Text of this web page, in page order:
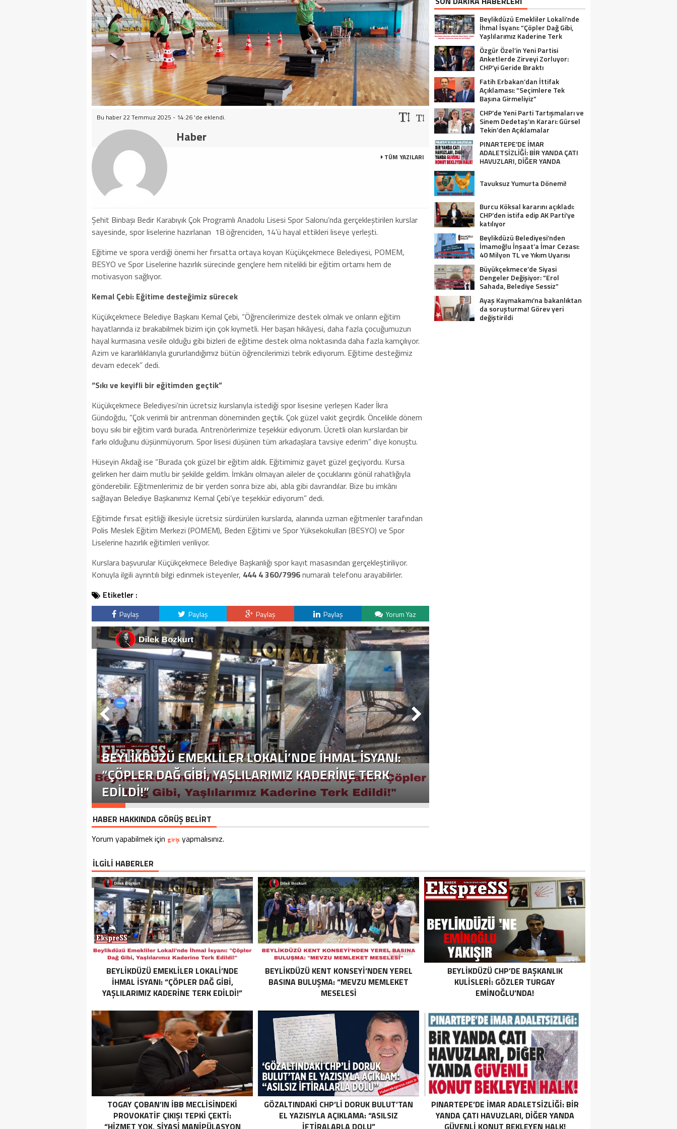
Bu haber 22 Temmuz 2025 - 14:26 'de eklendi.
Haber
TÜM YAZILARI
Şehit Binbaşı Bedir Karabıyık Çok Programlı Anadolu Lisesi Spor Salonu’nda gerçekleştirilen kurslar
sayesinde, spor liselerine hazırlanan 18 öğrenciden, 14’ü hayal ettikleri liseye yerleşti.
Eğitime ve spora verdiği önemi her fırsatta ortaya koyan Küçükçekmece Belediyesi, POMEM,
BESYO ve Spor Liselerine hazırlık sürecinde gençlere hem nitelikli bir eğitim ortamı hem de
motivasyon sağlıyor.
Kemal Çebi: Eğitime desteğimiz sürecek
Küçükçekmece Belediye Başkanı Kemal Çebi, “Öğrencilerimize destek olmak ve onların eğitim
hayatlarında iz bırakabilmek bizim için çok kıymetli. Her başarı hikâyesi, daha fazla çocuğumuzun
hayal kurmasına vesile olduğu gibi bizleri de eğitime destek olma noktasında daha fazla kamçılıyor.
Azim ve kararlılıklarıyla gururlandığımız bütün öğrencilerimizi tebrik ediyorum. Eğitime desteğimiz
devam edecek” dedi.
“Sıkı ve keyifli bir eğitimden geçtik”
Küçükçekmece Belediyesi’nin ücretsiz kurslarıyla istediği spor lisesine yerleşen Kader İkra
Gündoğdu, “Çok verimli bir antrenman döneminden geçtik. Çok güzel vakit geçirdik. Öncelikle dönem
boyu sıkı bir eğitim vardı burada. Antrenörlerimize teşekkür ediyorum. Ücretli olan kurslardan bir
farkı olduğunu düşünmüyorum. Spor lisesi düşünen tüm arkadaşlara tavsiye ederim” diye konuştu.
Hüseyin Akdağ ise “Burada çok güzel bir eğitim aldık. Eğitimimiz gayet güzel geçiyordu. Kursa
gelirken her daim mutlu bir şekilde geldim. İmkânı olmayan aileler de çocuklarını gönül rahatlığıyla
gönderebilir. Eğitmenlerimiz de bir yerden sonra bize abi, abla gibi davrandılar. Bize bu imkânı
sağlayan Belediye Başkanımız Kemal Çebi’ye teşekkür ediyorum” dedi.
Eğitimde fırsat eşitliği ilkesiyle ücretsiz sürdürülen kurslarda, alanında uzman eğitmenler tarafından
Polis Meslek Eğitim Merkezi (POMEM), Beden Eğitimi ve Spor Yüksekokulları (BESYO) ve Spor
Liselerine hazırlık eğitimleri veriliyor.
Kurslara başvurular Küçükçekmece Belediye Başkanlığı spor kayıt masasından gerçekleştiriliyor.
Konuyla ilgili ayrıntılı bilgi edinmek isteyenler, 444 4 360/7996numaralı telefonu arayabilirler.
Etiketler :
Paylaş Paylaş Paylaş Paylaş Yorum Yaz
BEYLIKDÜZÜ EMEKLILER LOKALI’NDE İHMAL İSYANI:
“ÇÖPLER DAĞ GIBI, YAŞLILARIMIZ KADERINE TERK
EDILDI!”
HABER HAKKINDA GÖRÜŞ BELİRT
Yorum yapabilmek için giriş yapmalısınız.
Beylikdüzü Emekliler Lokali’nde
İhmal İsyanı: “Çöpler Dağ Gibi,
Yaşlılarımız Kaderine Terk
Edildi!”
Özgür Özel’in Yeni Partisi
Anketlerde Zirveyi Zorluyor:
CHP’yi Geride Bıraktı
Fatih Erbakan’dan İttifak
Açıklaması: “Seçimlere Tek
Başına Girmeliyiz”
CHP’de Yeni Parti Tartışmaları ve
Sinem Dedetaş’ın Kararı: Gürsel
Tekin’den Açıklamalar
PINARTEPE’DE İMAR
ADALETSİZLİĞİ: BİR YANDA ÇATI
HAVUZLARI, DİĞER YANDA
Tavuksuz Yumurta Dönemi!
Burcu Köksal kararını açıkladı:
CHP’den istifa edip AK Parti’ye
katılıyor
Beylikdüzü Belediyesi’nden
İmamoğlu İnşaat’a İmar Cezası:
40 Milyon TL ve Yıkım Uyarısı
Büyükçekmece’de Siyasi
Dengeler Değişiyor: “Erol
Sahada, Belediye Sessiz”
Ayaş Kaymakamı’na bakanlıktan
da soruşturma! Görev yeri
değiştirildi
İLGİLİ HABERLER
BEYLIKDÜZÜ EMEKLILER LOKALI’NDE
İHMAL İSYANI: “ÇÖPLER DAĞ GIBI,
YAŞLILARIMIZ KADERINE TERK EDILDI!”
BEYLİKDÜZÜ KENT KONSEYİ’NDEN YEREL
BASINA BULUŞMA: “MEVZU MEMLEKET
MESELESİ
BEYLIKDÜZÜ CHP’DE BAŞKANLIK
KULISLERI: GÖZLER TURGAY
EMINOĞLU’NDA!
TOGAY ÇOBAN’IN İBB MECLISINDEKI
PROVOKATIF ÇIKIŞI TEPKI ÇEKTI:
“HIZMET YOK, SIYASI MANIPÜLASYON
GÖZALTINDAKI CHP’LI DORUK BULUT’TAN
EL YAZISIYLA AÇIKLAMA: “ASILSIZ
İFTIRALARLA DOLU”
PINARTEPE’DE İMAR ADALETSİZLİĞİ: BİR
YANDA ÇATI HAVUZLARI, DİĞER YANDA
GÜVENLİ KONUT BEKLEYEN HALK!